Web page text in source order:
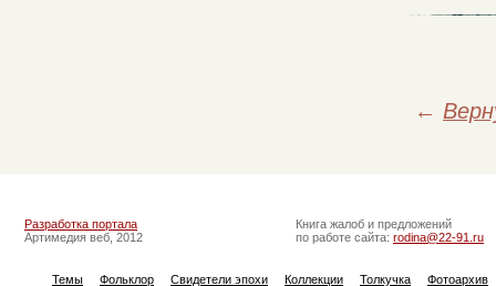
←
Разработка портала
Артимедия веб, 2012
Книга жалоб и предложений
по работе сайта: rodina@22-91.ru
Темы Фольклор Свидетели эпохи Коллекции Толкучка Фотоархив